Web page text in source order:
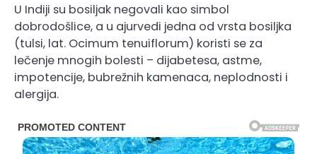
U Indiji su bosiljak negovali kao simbol
dobrodošlice, a u ajurvedi jedna od vrsta bosiljka
(tulsi, lat. Ocimum tenuiflorum) koristi se za
lečenje mnogih bolesti – dijabetesa, astme,
impotencije, bubrežnih kamenaca, neplodnosti i
alergija.